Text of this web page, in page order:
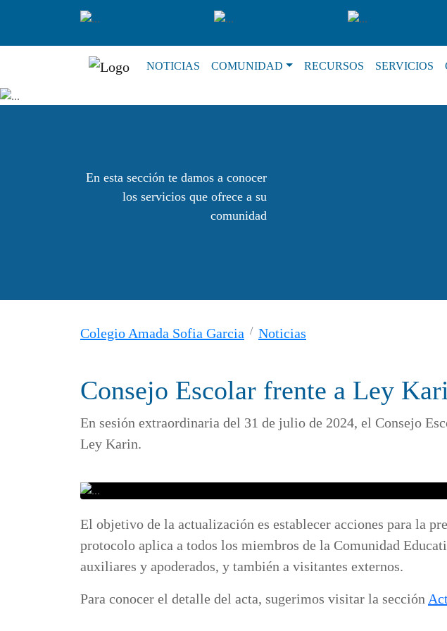
NOTICIAS COMUNIDAD RECURSOS SERVICIOS
En esta sección te damos a conocer
los servicios que ofrece a su
comunidad
Colegio Amada Sofia Garcia Noticias
Consejo Escolar frente a Ley
En sesión extraordinaria del 31 de julio de 2024, el Consejo
Ley Karin.
El objetivo de la actualización es establecer acciones para la
protocolo aplica a todos los miembros de la Comunidad
auxiliares y apoderados, y también a visitantes externos.
Para conocer el detalle del acta, sugerimos visitar la sección